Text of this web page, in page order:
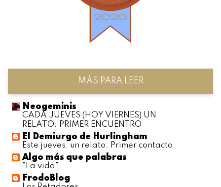
MÁS PARA LEER
Neogeminis
CADA JUEVES (HOY VIERNES) UN
RELATO: PRIMER ENCUENTRO
El Demiurgo de Hurlingham
Este jueves, un relato: Primer contacto
Algo más que palabras
"La vida"
FrodoBlog